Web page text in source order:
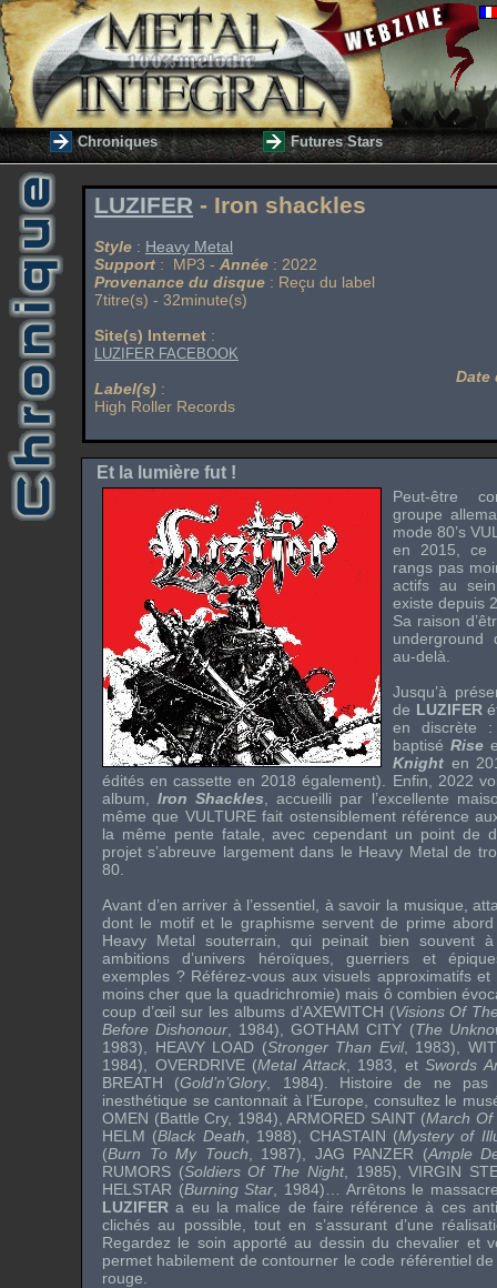
Chroniques Futures Stars
LUZIFER - Iron shackles
Style : Heavy Metal
Support : MP3 - Année : 2022
Provenance du disque : Reçu du label
7titre(s) - 32minute(s)
Site(s) Internet :
LUZIFER FACEBOOK
Label(s) :
High Roller Records
Date
Et la lumière fut !
Peut-être
groupe
mode 80’s
en 2015, ce
rangs pas
actifs au
existe depuis
Sa raison
au-delà.
Jusqu’à
de LUZIFER
en discrète
baptiséRise
Knight en
édités en cassette en 2018 également). Enfin, 2022
album,Iron Shackles , accueilli par l’excellente
même que VULTUREfait ostensiblement référence
la même pente fatale, avec cependant un point de
projet s’abreuve largement dans le Heavy Metal de
80.
Avant d’en arriver à l’essentiel, à savoir la musique,
dont le motif et le graphisme servent de prime
Heavy Metal souterrain, qui peinait bien souvent
ambitions d’univers héroïques, guerriers et
exemples ? Référez-vous aux visuels approximatifs et
moins cher que la quadrichromie) mais ô combien
coup d’œil sur les albums d’AXEWITCH (Visions Of
Before Dishonour , 1984),GOTHAM CITY (The
1983), HEAVY LOAD (Stronger Than Evil, 1983),
1984), OVERDRIVE(Metal Attack, 1983, et Swords
BREATH (Gold’n’Glory, 1984). Histoire de ne
inesthétique se cantonnait à l’Europe, consultez le
OMEN (Battle Cry, 1984),ARMORED SAINT(March Of
HELM (Black Death , 1988), CHASTAIN (Mystery of
(Burn To My Touch , 1987), JAG PANZER (Ample
RUMORS (Soldiers Of The Night, 1985),VIRGIN
HELSTAR (Burning Star , 1984)… Arrêtons le
LUZIFER a eu la malice de faire référence à ces
clichés au possible, tout en s’assurant d’une
Regardez le soin apporté au dessin du chevalier et
permet habilement de contourner le code référentiel
rouge.